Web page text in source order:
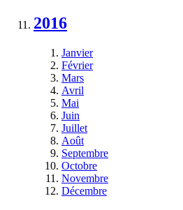
2016
Janvier
Février
Mars
Avril
Mai
Juin
Juillet
Août
Septembre
Octobre
Novembre
Décembre